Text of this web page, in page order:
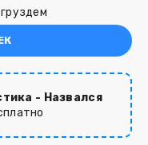
- Назвался